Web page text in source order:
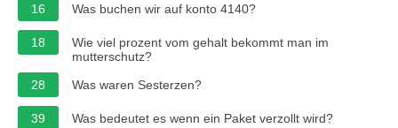
16 Was buchen wir auf konto 4140?
18
Wie viel prozent vom gehalt bekommt man im
mutterschutz?
28
Was waren Sesterzen?
39 Was bedeutet es wenn ein Paket verzollt wird?